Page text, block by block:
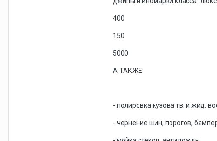
400
150
5000
А ТАКЖЕ:
- полировка кузова тв. и жид.
- чернение шин, порогов,